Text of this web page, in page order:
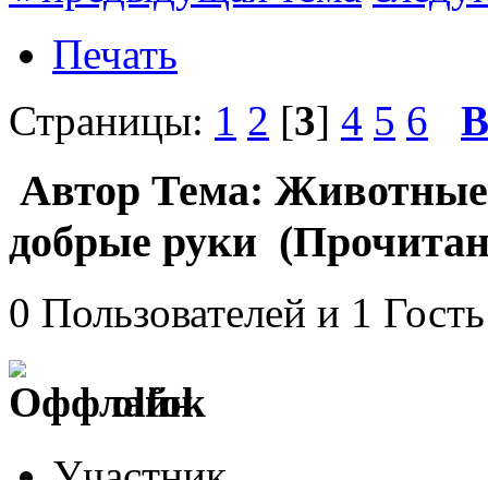
Печать
Страницы: 1 2 [3] 4 5 6
Автор Тема:
добрые руки
0 Пользователей и 1
olfok